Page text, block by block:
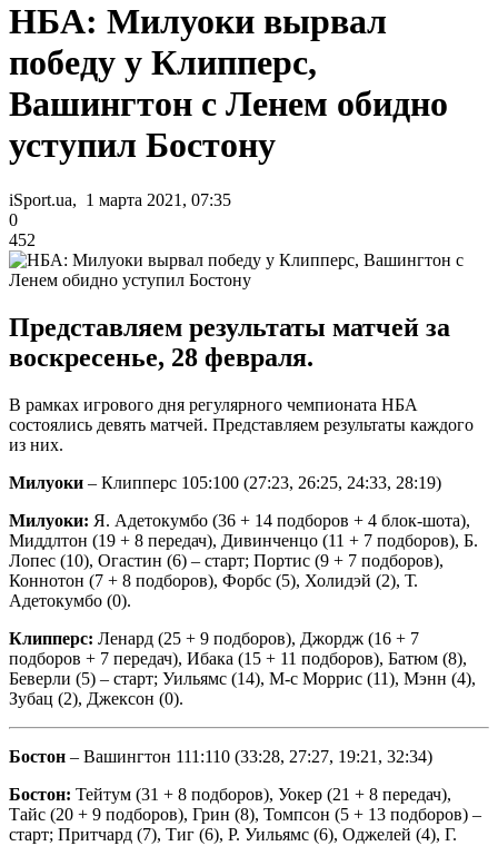
НБА: Милуоки вырвал
победу у Клипперс,
Вашингтон с Ленем обидно
уступил Бостону
iSport.ua, 1 марта 2021, 07:35
0
452
Представляем результаты матчей за
воскресенье, 28 февраля.
В рамках игрового дня регулярного чемпионата НБА
состоялись девять матчей. Представляем результаты каждого
из них.
Милуоки – Клипперс 105:100 (27:23, 26:25, 24:33, 28:19)
Милуоки: Я. Адетокумбо (36 + 14 подборов + 4 блок-шота),
Миддлтон (19 + 8 передач), Дивинченцо (11 + 7 подборов), Б.
Лопес (10), Огастин (6) – старт; Портис (9 + 7 подборов),
Коннотон (7 + 8 подборов), Форбс (5), Холидэй (2), Т.
Адетокумбо (0).
Клипперс: Ленард (25 + 9 подборов), Джордж (16 + 7
подборов + 7 передач), Ибака (15 + 11 подборов), Батюм (8),
Беверли (5) – старт; Уильямс (14), М-с Моррис (11), Мэнн (4),
Зубац (2), Джексон (0).
Бостон – Вашингтон 111:110 (33:28, 27:27, 19:21, 32:34)
Бостон: Тейтум (31 + 8 подборов), Уокер (21 + 8 передач),
Тайс (20 + 9 подборов), Грин (8), Томпсон (5 + 13 подборов) –
старт; Притчард (7), Тиг (6), Р. Уильямс (6), Оджелей (4), Г.